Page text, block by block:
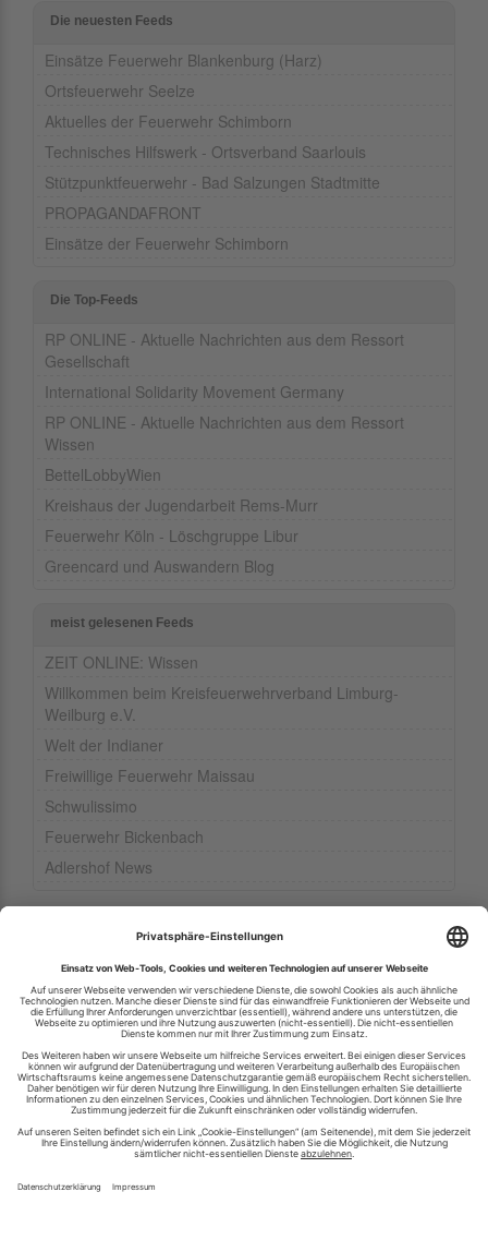
Die neuesten Feeds
Einsätze Feuerwehr Blankenburg (Harz)
Ortsfeuerwehr Seelze
Aktuelles der Feuerwehr Schimborn
Technisches Hilfswerk - Ortsverband Saarlouis
Stützpunktfeuerwehr - Bad Salzungen Stadtmitte
PROPAGANDAFRONT
Einsätze der Feuerwehr Schimborn
Die Top-Feeds
RP ONLINE - Aktuelle Nachrichten aus dem Ressort
Gesellschaft
International Solidarity Movement Germany
RP ONLINE - Aktuelle Nachrichten aus dem Ressort
Wissen
BettelLobbyWien
Kreishaus der Jugendarbeit Rems-Murr
Feuerwehr Köln - Löschgruppe Libur
Greencard und Auswandern Blog
meist gelesenen Feeds
ZEIT ONLINE: Wissen
Willkommen beim Kreisfeuerwehrverband Limburg-
Weilburg e.V.
Welt der Indianer
Freiwillige Feuerwehr Maissau
Schwulissimo
Feuerwehr Bickenbach
Adlershof News
Ihren RSS-Feed veröffentlichen
RSS-Verzeichnis.de © 2003-2026
Impressum
Kontakt
Datenschutzinformation
Cookie-Einstellungen